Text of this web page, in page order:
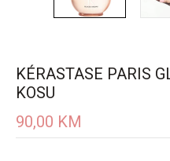
KÉRASTASE PARIS
KOSU
90,00 KM